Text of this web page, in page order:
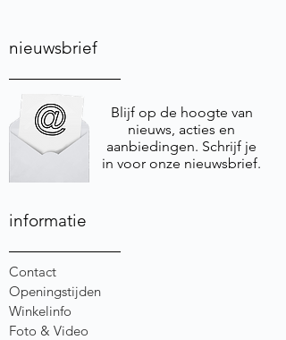
nieuwsbrief
Blijf op de hoogte van
nieuws, acties en
aanbiedingen. Schrijf je
in voor onze nieuwsbrief.
informatie
Contact
Openingstijden
Winkelinfo
Foto & Video